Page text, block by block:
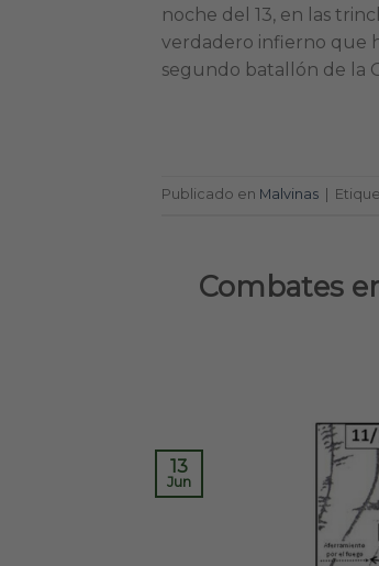
noche del 13, en las
verdadero infierno que
segundo batallón de la
Publicado en Malvinas
Combates
13
Jun